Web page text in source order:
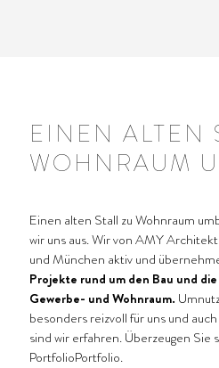
EINEN ALTEN
WOHNRAUM
Einen alten Stall zu Wohnraum
wir uns aus. Wir von AMY
und München aktiv und
Projekte rund um den Bau und
Gewerbe- und Wohnraum.
besonders reizvoll für uns und
sind wir erfahren. Überzeugen Sie
PortfolioPortfolio.